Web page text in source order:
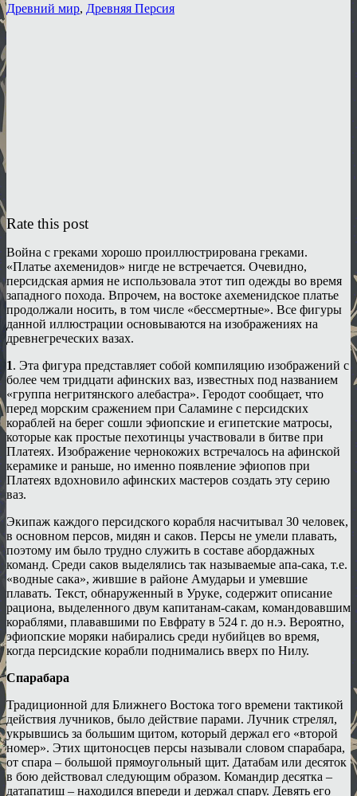
Древний мир, Древняя Персия
Rate this post
Война с греками хорошо проиллюстрирована греками.
«Платье ахеменидов» нигде не встречается. Очевидно,
персидская армия не использовала этот тип одежды во время
западного похода. Впрочем, на востоке ахеменидское платье
продолжали носить, в том числе «бессмертные». Все фигуры
данной иллюстрации основываются на изображениях на
древнегреческих вазах.
1. Эта фигура представляет собой компиляцию изображений с
более чем тридцати афинских ваз, известных под названием
«группа негритянского алебастра». Геродот сообщает, что
перед морским сражением при Саламине с персидских
кораблей на берег сошли эфиопские и египетские матросы,
которые как простые пехотинцы участвовали в битве при
Платеях. Изображение чернокожих встречалось на афинской
керамике и раньше, но именно появление эфиопов при
Платеях вдохновило афинских мастеров создать эту серию
ваз.
Экипаж каждого персидского корабля насчитывал 30 человек,
в основном персов, мидян и саков. Персы не умели плавать,
поэтому им было трудно служить в составе абордажных
команд. Среди саков выделялись так называемые апа-сака, т.е.
«водные сака», жившие в районе Амударьи и умевшие
плавать. Текст, обнаруженный в Уруке, содержит описание
рациона, выделенного двум капитанам-сакам, командовавшим
кораблями, плававшими по Евфрату в 524 г. до н.э. Вероятно,
эфиопские моряки набирались среди нубийцев во время,
когда персидские корабли поднимались вверх по Нилу.
Спарабара
Традиционной для Ближнего Востока того времени тактикой
действия лучников, было действие парами. Лучник стрелял,
укрывшись за большим щитом, который держал его «второй
номер». Этих щитоносцев персы называли словом спарабара,
от спара – большой прямоугольный щит. Датабам или десяток
в бою действовал следующим образом. Командир десятка –
датапатиш – находился впереди и держал спару. Девять его